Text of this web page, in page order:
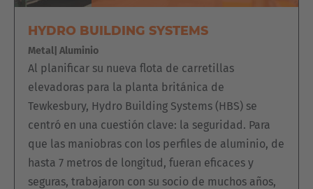
HYDRO BUILDING SYSTEMS
Metal| Aluminio
Al planificar su nueva flota de carretillas
elevadoras para la planta británica de
Tewkesbury, Hydro Building Systems (HBS) se
centró en una cuestión clave: la seguridad. Para
que las maniobras con los perfiles de aluminio, de
hasta 7 metros de longitud, fueran eficaces y
seguras, trabajaron con su socio de muchos años,